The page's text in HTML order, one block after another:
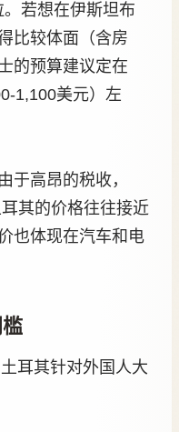
若想在伊斯坦布
比较体面（含房
的预算建议定在
1,100美元）左
于高昂的税收，
其的价格往往接近
也体现在汽车和电
耳其针对外国人大